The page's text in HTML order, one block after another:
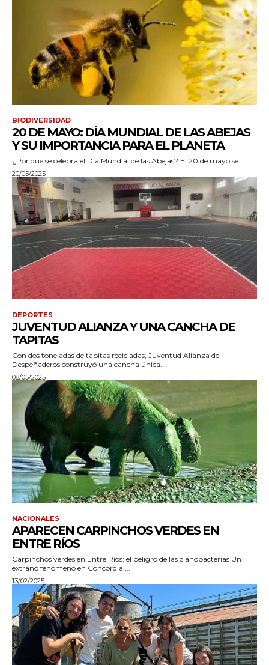
BIODIVERSIDAD
20 DE MAYO: DÍA MUNDIAL DE LAS ABEJAS
Y SU IMPORTANCIA PARA EL PLANETA
¿Por qué se celebra el Día Mundial de las Abejas? El 20 de mayo se...
20/05/2025
DEPORTES
JUVENTUD ALIANZA Y UNA CANCHA DE
TAPITAS
Con dos toneladas de tapitas recicladas, Juventud Alianza de
Despeñaderos construyó una cancha única...
08/05/2025
NACIONALES
APARECEN CARPINCHOS VERDES EN
ENTRE RÍOS
Carpinchos verdes en Entre Ríos: el peligro de las cianobacterias Un
extraño fenómeno en Concordia,...
13/02/2025